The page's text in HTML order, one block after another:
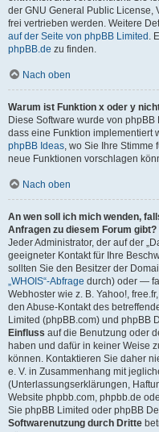
der GNU General Public License,
frei vertrieben werden. Weitere
auf der Seite von phpBB Limited .
phpBB.de zu finden.
Nach oben
Warum ist Funktion x oder y
Diese Software wurde von
dass eine Funktion implementiert
phpBB Ideas, wo Sie Ihre Stimme
neue Funktionen vorschlagen
Nach oben
An wen soll ich mich wenden,
Anfragen zu diesem Forum gibt?
Jeder Administrator, der auf der
geeigneter Kontakt für Ihre
sollten Sie den Besitzer der
„WHOIS“-Abfrage durch) oder —
Webhoster wie z. B. Yahoo!,
den Abuse-Kontakt des
Limited (phpBB.com) und phpBB
Einfluss auf die Benutzung oder
haben und dafür in keiner Weise
können. Kontaktieren Sie daher
e. V. in Zusammenhang mit
(Unterlassungserklärungen,
Website phpbb.com, phpbb.de
Sie phpBB Limited oder phpBB
Softwarenutzung durch Dritte